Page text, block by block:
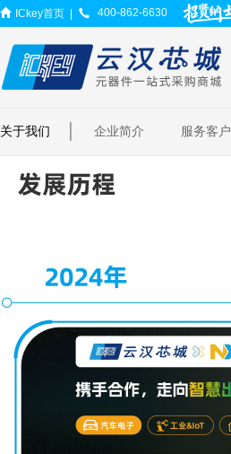
ICkey首页 400-862-6630
关于我们 企业简介 服务客户